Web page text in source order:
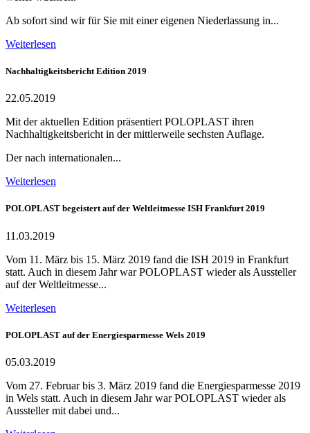
Ab sofort sind wir für Sie mit einer eigenen Niederlassung in...
Weiterlesen
Nachhaltigkeitsbericht Edition 2019
22.05.2019
Mit der aktuellen Edition präsentiert POLOPLAST ihren
Nachhaltigkeitsbericht in der mittlerweile sechsten Auflage.
Der nach internationalen...
Weiterlesen
POLOPLAST begeistert auf der Weltleitmesse ISH Frankfurt 2019
11.03.2019
Vom 11. März bis 15. März 2019 fand die ISH 2019 in Frankfurt
statt. Auch in diesem Jahr war POLOPLAST wieder als Aussteller
auf der Weltleitmesse...
Weiterlesen
POLOPLAST auf der Energiesparmesse Wels 2019
05.03.2019
Vom 27. Februar bis 3. März 2019 fand die Energiesparmesse 2019
in Wels statt. Auch in diesem Jahr war POLOPLAST wieder als
Aussteller mit dabei und...